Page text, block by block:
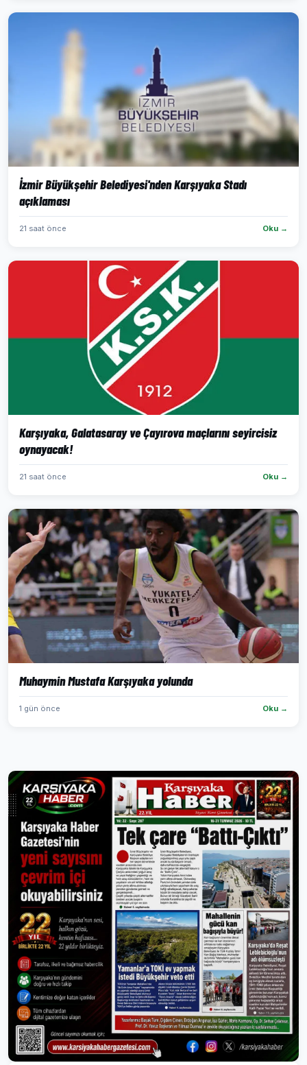
İzmir Büyükşehir Belediyesi'nden Karşıyaka Stadı
açıklaması
21 saat önce Oku →
Karşıyaka, Galatasaray ve Çayırova maçlarını seyircisiz
oynayacak!
21 saat önce Oku →
Muhaymin Mustafa Karşıyaka yolunda
1 gün önce Oku →